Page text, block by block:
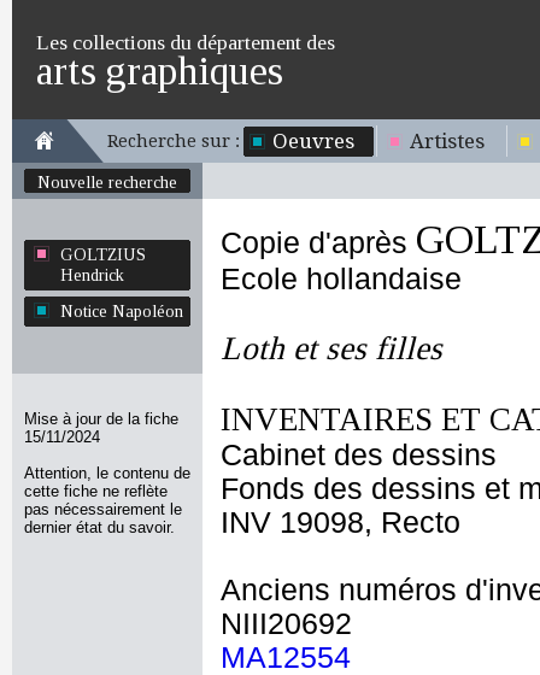
Les collections du département des
arts graphiques
Recherche sur : Oeuvres Artistes
Nouvelle recherche
GOLTZIUS
Hendrick
Notice Napoléon
Mise à jour de la fiche
15/11/2024
Attention, le contenu de
cette fiche ne reflète
pas nécessairement le
dernier état du savoir.
Copie d'après
Ecole hollandaise
Loth et ses filles
INVENTAIRES ET
Cabinet des dessins
Fonds des dessins et
INV 19098, Recto
Anciens numéros
NIII20692
MA12554